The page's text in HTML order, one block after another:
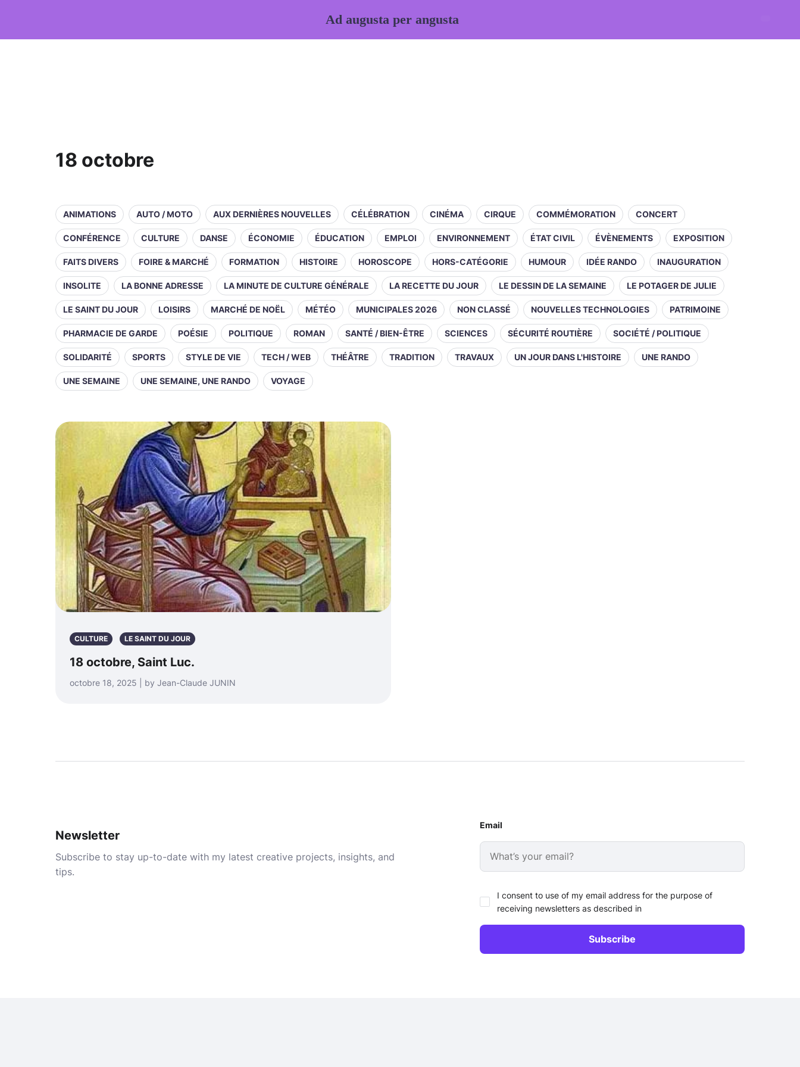
18 octobre
ANIMATIONS AUTO / MOTO AUX DERNIÈRES NOUVELLES CÉLÉBRATION CINÉMA CIRQUE COMMÉMORATION CONCERT
CONFÉRENCE CULTURE DANSE ÉCONOMIE ÉDUCATION EMPLOI ENVIRONNEMENT ÉTAT CIVIL ÉVÈNEMENTS EXPOSITION
FAITS DIVERS FOIRE & MARCHÉ FORMATION HISTOIRE HOROSCOPE HORS-CATÉGORIE HUMOUR IDÉE RANDO INAUGURATION
INSOLITE LA BONNE ADRESSE LA MINUTE DE CULTURE GÉNÉRALE LA RECETTE DU JOUR LE DESSIN DE LA SEMAINE LE POTAGER DE JULIE
LE SAINT DU JOUR LOISIRS MARCHÉ DE NOËL MÉTÉO MUNICIPALES 2026 NON CLASSÉ NOUVELLES TECHNOLOGIES PATRIMOINE
PHARMACIE DE GARDE POÉSIE POLITIQUE ROMAN SANTÉ / BIEN-ÊTRE SCIENCES SÉCURITÉ ROUTIÈRE SOCIÉTÉ / POLITIQUE
SOLIDARITÉ SPORTS STYLE DE VIE TECH / WEB THÉÂTRE TRADITION TRAVAUX UN JOUR DANS L'HISTOIRE UNE RANDO
UNE SEMAINE UNE SEMAINE, UNE RANDO VOYAGE
CULTURE LE SAINT DU JOUR
18 octobre, Saint Luc.
octobre 18, 2025 | by Jean-Claude JUNIN
Newsletter
Subscribe to stay up-to-date with my latest creative projects, insights, and
tips.
Email
I consent to use of my email address for the purpose of
receiving newsletters as described in
Ad augusta per angusta